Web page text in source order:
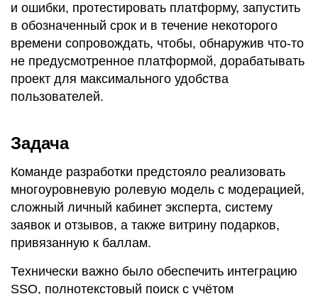
и ошибки, протестировать платформу, запустить
в обозначенный срок и в течение некоторого
времени сопровождать, чтобы, обнаружив что-то
не предусмотренное платформой, дорабатывать
проект для максимального удобства
пользователей.
Задача
Команде разработки предстояло реализовать
многоуровневую ролевую модель с модерацией,
сложный личный кабинет эксперта, систему
заявок и отзывов, а также витрину подарков,
привязанную к баллам.
Технически важно было обеспечить интеграцию
SSO, полнотекстовый поиск с учётом